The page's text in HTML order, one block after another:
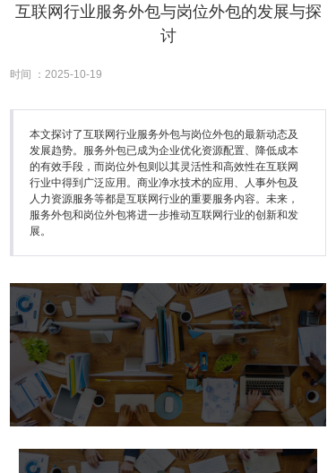
互联网行业服务外包与岗位外包的发展与探
讨
时间 ：2025-10-19
本文探讨了互联网行业服务外包与岗位外包的最新动态及
发展趋势。服务外包已成为企业优化资源配置、降低成本
的有效手段，而岗位外包则以其灵活性和高效性在互联网
行业中得到广泛应用。商业净水技术的应用、人事外包及
人力资源服务等都是互联网行业的重要服务内容。未来，
服务外包和岗位外包将进一步推动互联网行业的创新和发
展。